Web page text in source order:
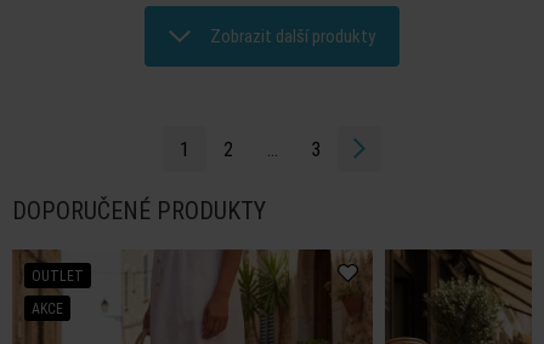
Zobrazit další produkty
1 2 3
DOPORUČENÉ PRODUKTY
OUTLET
AKCE